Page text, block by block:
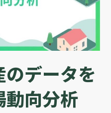
データを
動向分析